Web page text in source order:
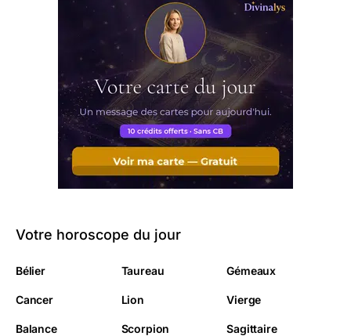
Votre horoscope du jour
Bélier Taureau Gémeaux
Cancer Lion Vierge
Balance Scorpion Sagittaire